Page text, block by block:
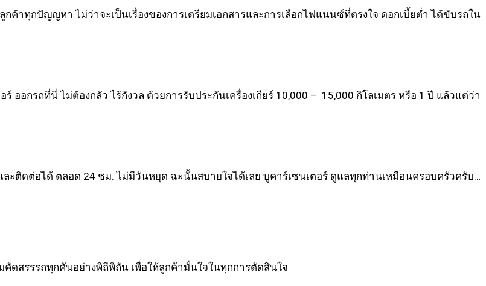
าทุกปัญญหา ไม่ว่าจะเป็นเรื่องของการเตรียมเอกสารและการเลือกไฟแนนซ์ที่ตรงใจ ดอกเบี้ยต่ำ ได้ขับรถใน
ออกรถที่นี่ ไม่ต้องกลัว ไร้กังวล ด้วยการรับประกันเครื่องเกียร์ 10,000 – 15,000 กิโลเมตร หรือ 1 ปี แล้วแต่ว่า
ละติดต่อได้ ตลอด 24 ชม. ไม่มีวันหยุด ฉะนั้นสบายใจได้เลย บูคาร์เซนเตอร์ ดูแลทุกท่านเหมือนครอบครัวครับ…
สรรรถทุกคันอย่างพิถีพิถัน เพื่อให้ลูกค้ามั่นใจในทุกการตัดสินใจ